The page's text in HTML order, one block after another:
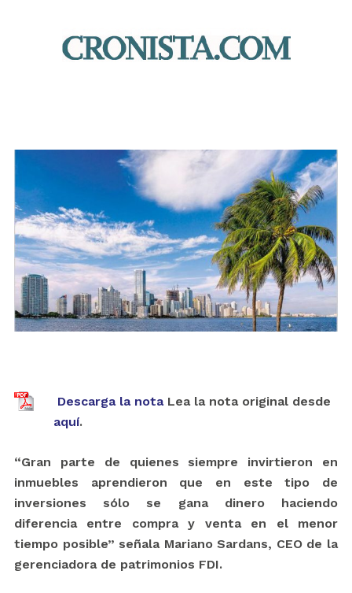
Descarga la notaLea la nota original desde
aquí.
“Gran parte de quienes siempre invirtieron en
inmuebles aprendieron que en este tipo de
inversiones sólo se gana dinero haciendo
diferencia entre compra y venta en el menor
tiempo posible” señala Mariano Sardans, CEO de la
gerenciadora de patrimonios FDI.